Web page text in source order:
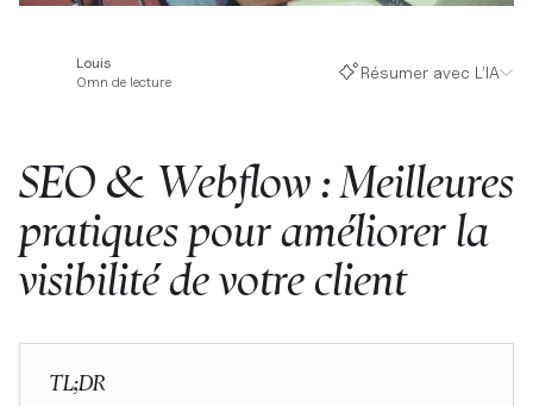
Louis
0mn de lecture Résumer avec L’IA
SEO & Webflow : Meilleures
pratiques pour améliorer la
visibilité de votre client
TL;DR